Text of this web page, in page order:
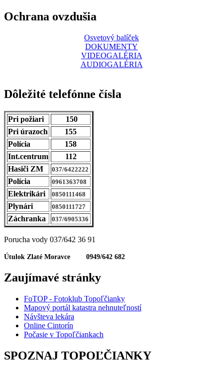
Ochrana ovzdušia
Osvetový balíček
DOKUMENTY
VIDEOGALÉRIA
AUDIOGALÉRIA
Dôležité telefónne čísla
Pri požiari
150
Pri úrazoch
155
Polícia
158
Int.centrum
112
Hasiči ZM
037/6422222
Polícia 0961363708
Elektrikári 0850111468
Plynári 0850111727
Záchranka 037/6905336
Porucha vody 037/642 36 91
Útulok Zlaté Moravce 0949/642 682
Zaujímavé stránky
FoTOP - Fotoklub Topoľčianky
Mapový portál katastra nehnuteľností
Návšteva lekára
Online Cintorín
Počasie v Topoľčiankach
SPOZNAJ TOPOĽČIANKY